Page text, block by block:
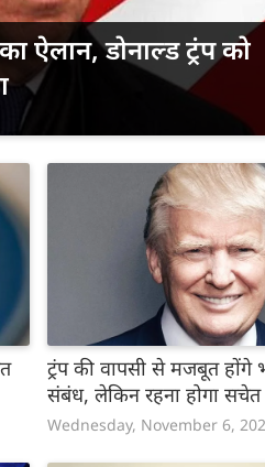
ऐलान, डोनाल्ड ट्रंप को
ट्रंप की वापसी से मजबूत होंगे
संबंध, लेकिन रहना होगा सचेत
Wednesday, November 6,